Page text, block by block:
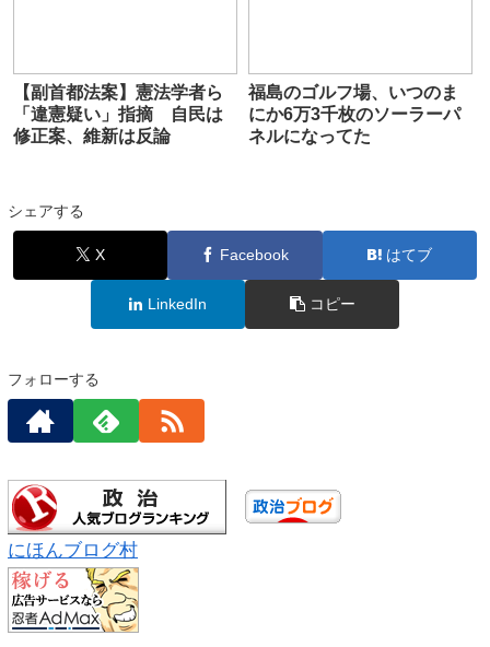
【副首都法案】憲法学者ら
「違憲疑い」指摘 自民は
修正案、維新は反論
福島のゴルフ場、いつのま
にか6万3千枚のソーラーパ
ネルになってた
シェアする
X Facebook はてブ
LinkedIn コピー
フォローする
にほんブログ村